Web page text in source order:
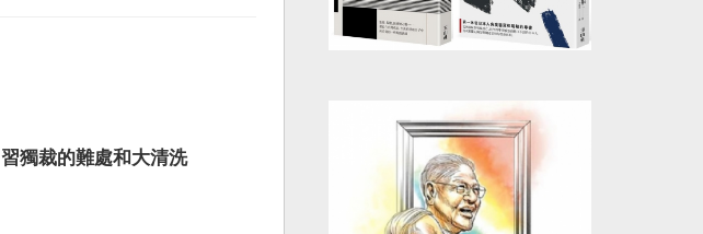
習獨裁的難處和大清洗